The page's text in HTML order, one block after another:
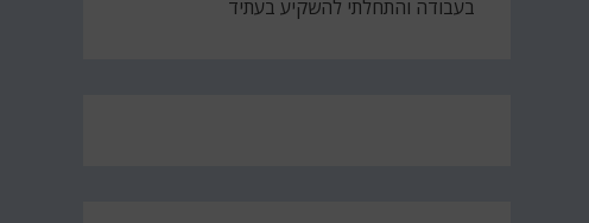
בעבודה והתחלתי להשקיע בעתיד